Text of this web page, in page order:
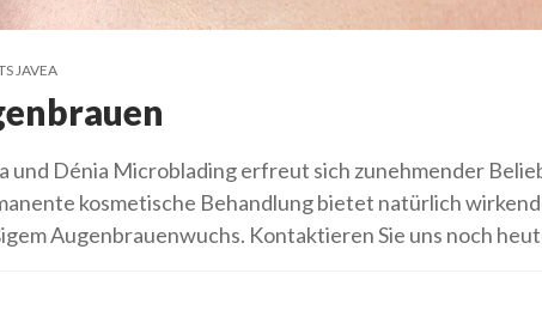
JAVEA
und Dénia Microblading erfreut sich zunehmender
kosmetische Behandlung bietet natürlich
Augenbrauenwuchs. Kontaktieren Sie uns noch